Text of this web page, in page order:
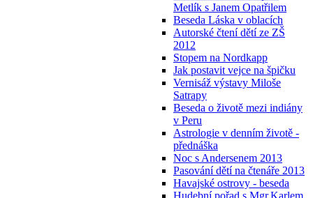
Metlík s Janem Opatřilem
Beseda Láska v oblacích
Autorské čtení dětí ze ZŠ
2012
Stopem na Nordkapp
Jak postavit vejce na špičku
Vernisáž výstavy Miloše
Satrapy
Beseda o životě mezi indiány
v Peru
Astrologie v denním životě -
přednáška
Noc s Andersenem 2013
Pasování dětí na čtenáře 2013
Havajské ostrovy - beseda
Hudební pořad s Mgr.Karlem